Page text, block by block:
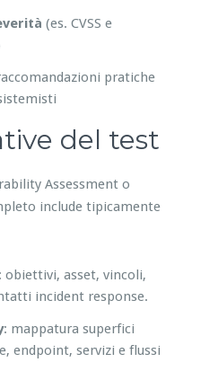
(es. CVSS e
pratiche
del test
Assessment o
include tipicamente
obiettivi, asset, vincoli,
incident response.
: mappatura superfici
endpoint, servizi e flussi